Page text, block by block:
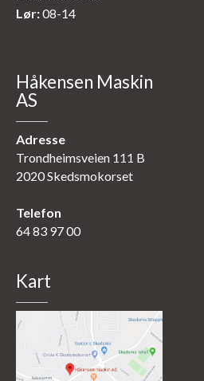
Lør:08-14
Håkensen Maskin
AS
Adresse
Trondheimsveien 111 B
2020 Skedsmokorset
Telefon
64 83 97 00
Kart